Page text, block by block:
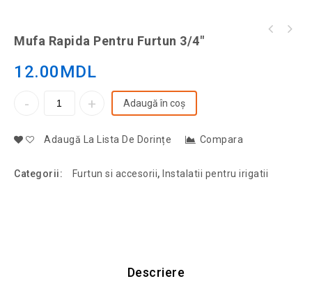
Mufa Rapida Pentru Furtun 3/4″
12.00MDL
Adaugă în coș
Adaugă La Lista De Dorințe Compara
Categorii: Furtun si accesorii, Instalatii pentru irigatii
Descriere